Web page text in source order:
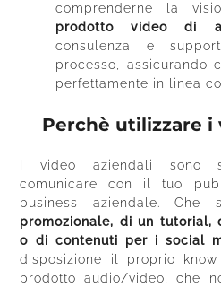
comprenderne la
prodotto video di
consulenza e
processo, assicurando
perfettamente in linea
Perchè utilizzare i
I video aziendali sono
comunicare con il tuo
business aziendale.
promozionale, di un tutorial,
o di contenuti per i social
disposizione il proprio
prodotto audio/video, che